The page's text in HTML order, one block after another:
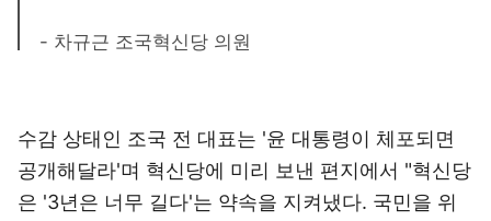
- 차규근 조국혁신당 의원
수감 상태인 조국 전 대표는 '윤 대통령이 체포되면
공개해달라'며 혁신당에 미리 보낸 편지에서 "혁신당
은 '3년은 너무 길다'는 약속을 지켜냈다. 국민을 위